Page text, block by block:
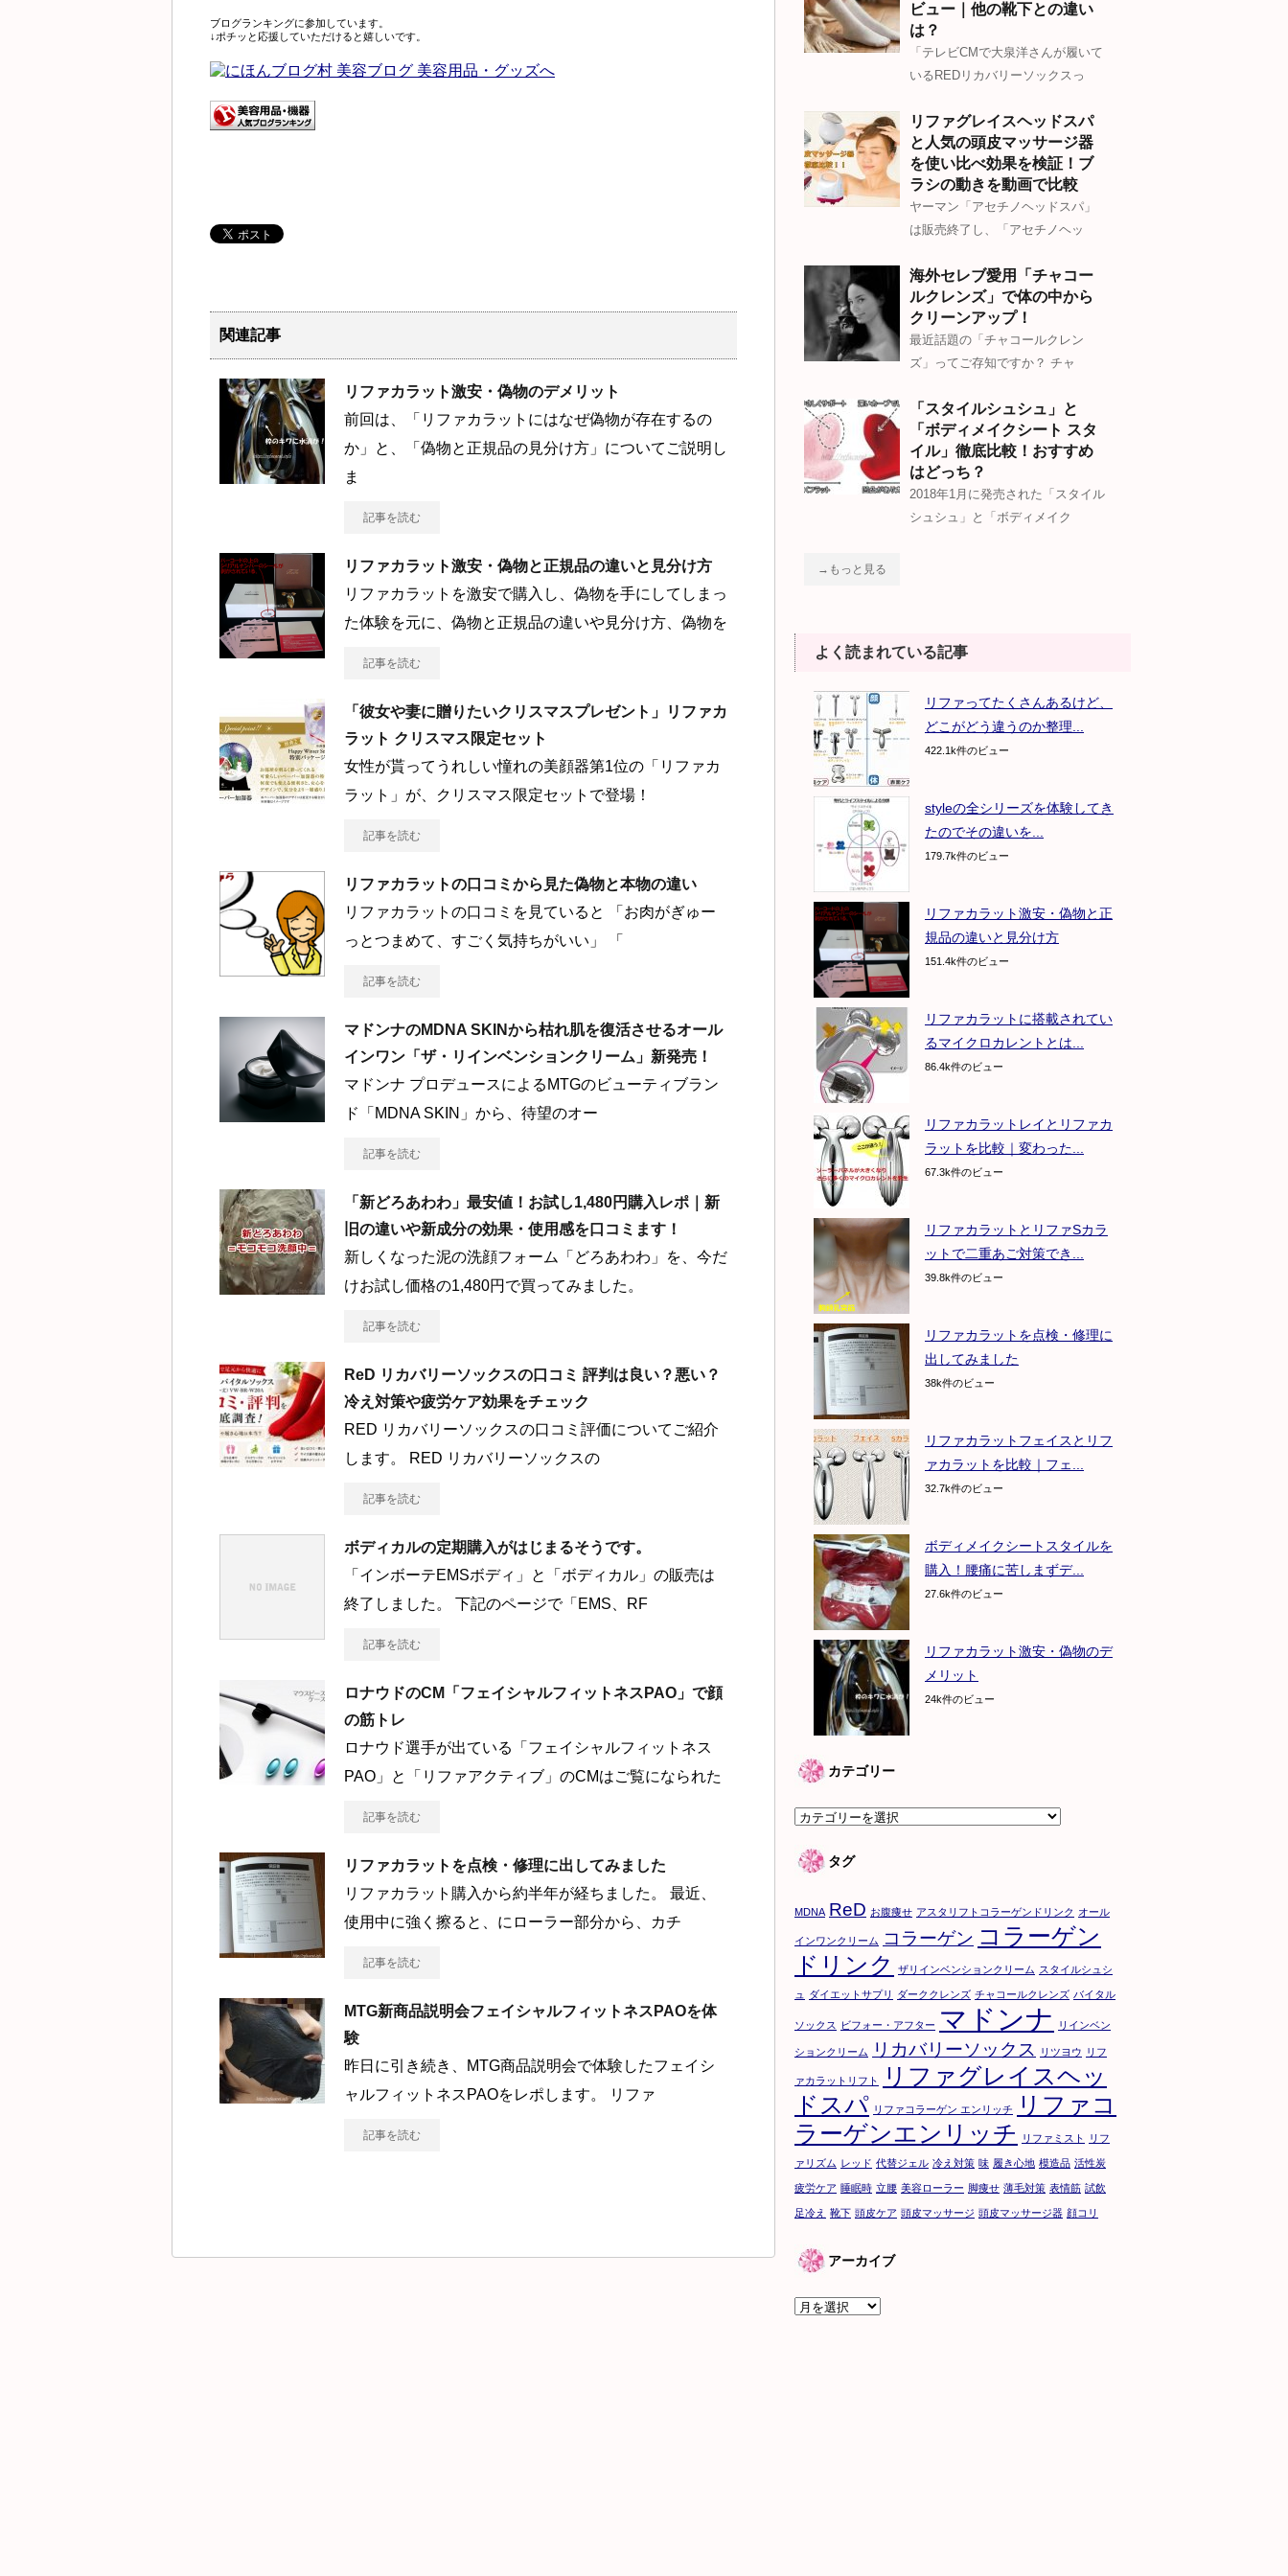
ブログランキングに参加しています。
↓ポチッと応援していただけると嬉しいです。
関連記事
リファカラット激安・偽物のデメリット
前回は、「リファカラットにはなぜ偽物が存在するの
か」と、「偽物と正規品の見分け方」についてご説明し
ま
記事を読む
リファカラット激安・偽物と正規品の違いと見分け方
リファカラットを激安で購入し、偽物を手にしてしまっ
た体験を元に、偽物と正規品の違いや見分け方、偽物を
記事を読む
「彼女や妻に贈りたいクリスマスプレゼント」リファカ
ラット クリスマス限定セット
女性が貰ってうれしい憧れの美顔器第1位の「リファカ
ラット」が、クリスマス限定セットで登場！
記事を読む
リファカラットの口コミから見た偽物と本物の違い
リファカラットの口コミを見ていると 「お肉がぎゅー
っとつまめて、すごく気持ちがいい」 「
記事を読む
マドンナのMDNA SKINから枯れ肌を復活させるオール
インワン「ザ・リインベンションクリーム」新発売！
マドンナ プロデュースによるMTGのビューティブラン
ド「MDNA SKIN」から、待望のオー
記事を読む
「新どろあわわ」最安値！お試し1,480円購入レポ｜新
旧の違いや新成分の効果・使用感を口コミます！
新しくなった泥の洗顔フォーム「どろあわわ」を、今だ
けお試し価格の1,480円で買ってみました。
記事を読む
ReD リカバリーソックスの口コミ 評判は良い？悪い？
冷え対策や疲労ケア効果をチェック
RED リカバリーソックスの口コミ評価についてご紹介
します。 RED リカバリーソックスの
記事を読む
ボディカルの定期購入がはじまるそうです。
「インボーテEMSボディ」と「ボディカル」の販売は
終了しました。 下記のページで「EMS、RF
記事を読む
ロナウドのCM「フェイシャルフィットネスPAO」で顔
の筋トレ
ロナウド選手が出ている「フェイシャルフィットネス
PAO」と「リファアクティブ」のCMはご覧になられた
記事を読む
リファカラットを点検・修理に出してみました
リファカラット購入から約半年が経ちました。 最近、
使用中に強く擦ると、にローラー部分から、カチ
記事を読む
MTG新商品説明会フェイシャルフィットネスPAOを体
験
昨日に引き続き、MTG商品説明会で体験したフェイシ
ャルフィットネスPAOをレポします。 リファ
記事を読む
ビュー｜他の靴下との違い
は？
「テレビCMで大泉洋さんが履いて
いるREDリカバリーソックスっ
リファグレイスヘッドスパ
と人気の頭皮マッサージ器
を使い比べ効果を検証！ブ
ラシの動きを動画で比較
ヤーマン「アセチノヘッドスパ」
は販売終了し、「アセチノヘッ
海外セレブ愛用「チャコー
ルクレンズ」で体の中から
クリーンアップ！
最近話題の「チャコールクレン
ズ」ってご存知ですか？ チャ
「スタイルシュシュ」と
「ボディメイクシート スタ
イル」徹底比較！おすすめ
はどっち？
2018年1月に発売された「スタイル
シュシュ」と「ボディメイク
→もっと見る
よく読まれている記事
リファってたくさんあるけど、
どこがどう違うのか整理...
422.1k件のビュー
styleの全シリーズを体験してき
たのでその違いを...
179.7k件のビュー
リファカラット激安・偽物と正
規品の違いと見分け方
151.4k件のビュー
リファカラットに搭載されてい
るマイクロカレントとは...
86.4k件のビュー
リファカラットレイとリファカ
ラットを比較｜変わった...
67.3k件のビュー
リファカラットとリファSカラ
ットで二重あご対策でき...
39.8k件のビュー
リファカラットを点検・修理に
出してみました
38k件のビュー
リファカラットフェイスとリフ
ァカラットを比較｜フェ...
32.7k件のビュー
ボディメイクシートスタイルを
購入！腰痛に苦しまずデ...
27.6k件のビュー
リファカラット激安・偽物のデ
メリット
24k件のビュー
カテゴリー
カ
ゴ
ー
タグ
MDNA ReD お腹痩せ アスタリフトコラーゲンドリンク オール
インワンクリーム コラーゲン コラーゲン
ドリンク
ザリインベンションクリーム スタイルシュシ
ュ ダイエットサプリ ダーククレンズ チャコールクレンズ バイタル
ソックス ビフォー・アフター マドンナ リインベン
ションクリーム リカバリーソックス リツヨウ リフ
ァカラットリフト
リファグレイスヘッ
ドスパ リファコラーゲン エンリッチ
リファコ
ラーゲンエンリッチ
リファミスト リフ
ァリズム レッド 代替ジェル 冷え対策 味 履き心地 模造品 活性炭
疲労ケア 睡眠時 立腰 美容ローラー 脚痩せ 薄毛対策 表情筋 試飲
足冷え 靴下 頭皮ケア 頭皮マッサージ 頭皮マッサージ器 顔コリ
アーカイブ
ア